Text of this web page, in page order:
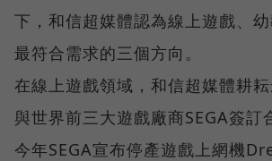
下，和信超媒體認為線上遊戲、
最符合需求的三個方向。
在線上遊戲領域，和信超媒體耕
與世界前三大遊戲廠商SEGA簽訂
今年SEGA宣布停產遊戲上網機